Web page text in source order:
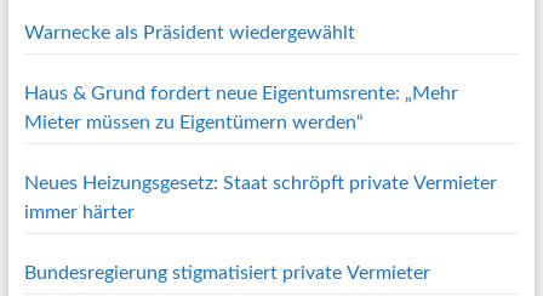
Warnecke als Präsident wiedergewählt
Haus & Grund fordert neue Eigentumsrente: „Mehr
Mieter müssen zu Eigentümern werden“
Neues Heizungsgesetz: Staat schröpft private Vermieter
immer härter
Bundesregierung stigmatisiert private Vermieter